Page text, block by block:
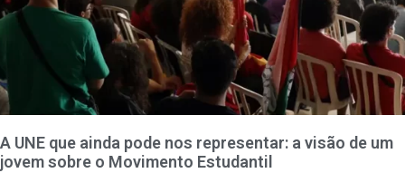
A UNE que ainda pode nos representar: a visão de um
jovem sobre o Movimento Estudantil